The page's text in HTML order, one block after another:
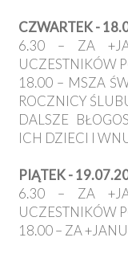
CZWARTEK -
6.30 – ZA
UCZESTNIKÓW
18.00 – MSZA
ROCZNICY
DALSZE
ICH DZIECI I
PIĄTEK -
6.30 – ZA
UCZESTNIKÓW
18.00 – ZA